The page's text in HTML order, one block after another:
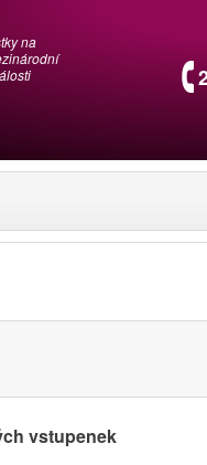
na
vstupenek